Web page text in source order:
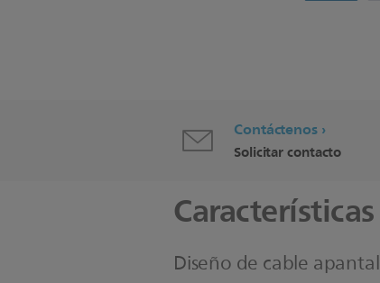
Contáctenos
Solicitar contacto
Características
Diseño de cable